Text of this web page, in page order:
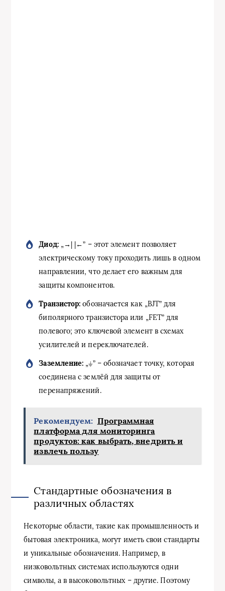
Диод:„→| |←” – этот элемент позволяет
электрическому току проходить лишь в одном
направлении, что делает его важным для
защиты компонентов.
Транзистор: обозначается как „BJT” для
биполярного транзистора или „FET” для
полевого; это ключевой элемент в схемах
усилителей и переключателей.
Заземление: „⏚” – обозначает точку, которая
соединена с землёй для защиты от
перенапряжений.
Рекомендуем: Программная
платформа для мониторинга
продуктов: как выбрать, внедрить и
извлечь пользу
Стандартные обозначения в
различных областях
Некоторые области, такие как промышленность и
бытовая электроника, могут иметь свои стандарты
и уникальные обозначения. Например, в
низковольтных системах используются одни
символы, а в высоковольтных – другие. Поэтому